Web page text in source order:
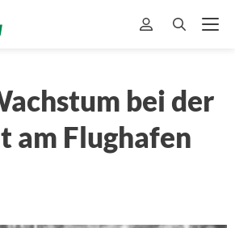
bei der
am Flughafen